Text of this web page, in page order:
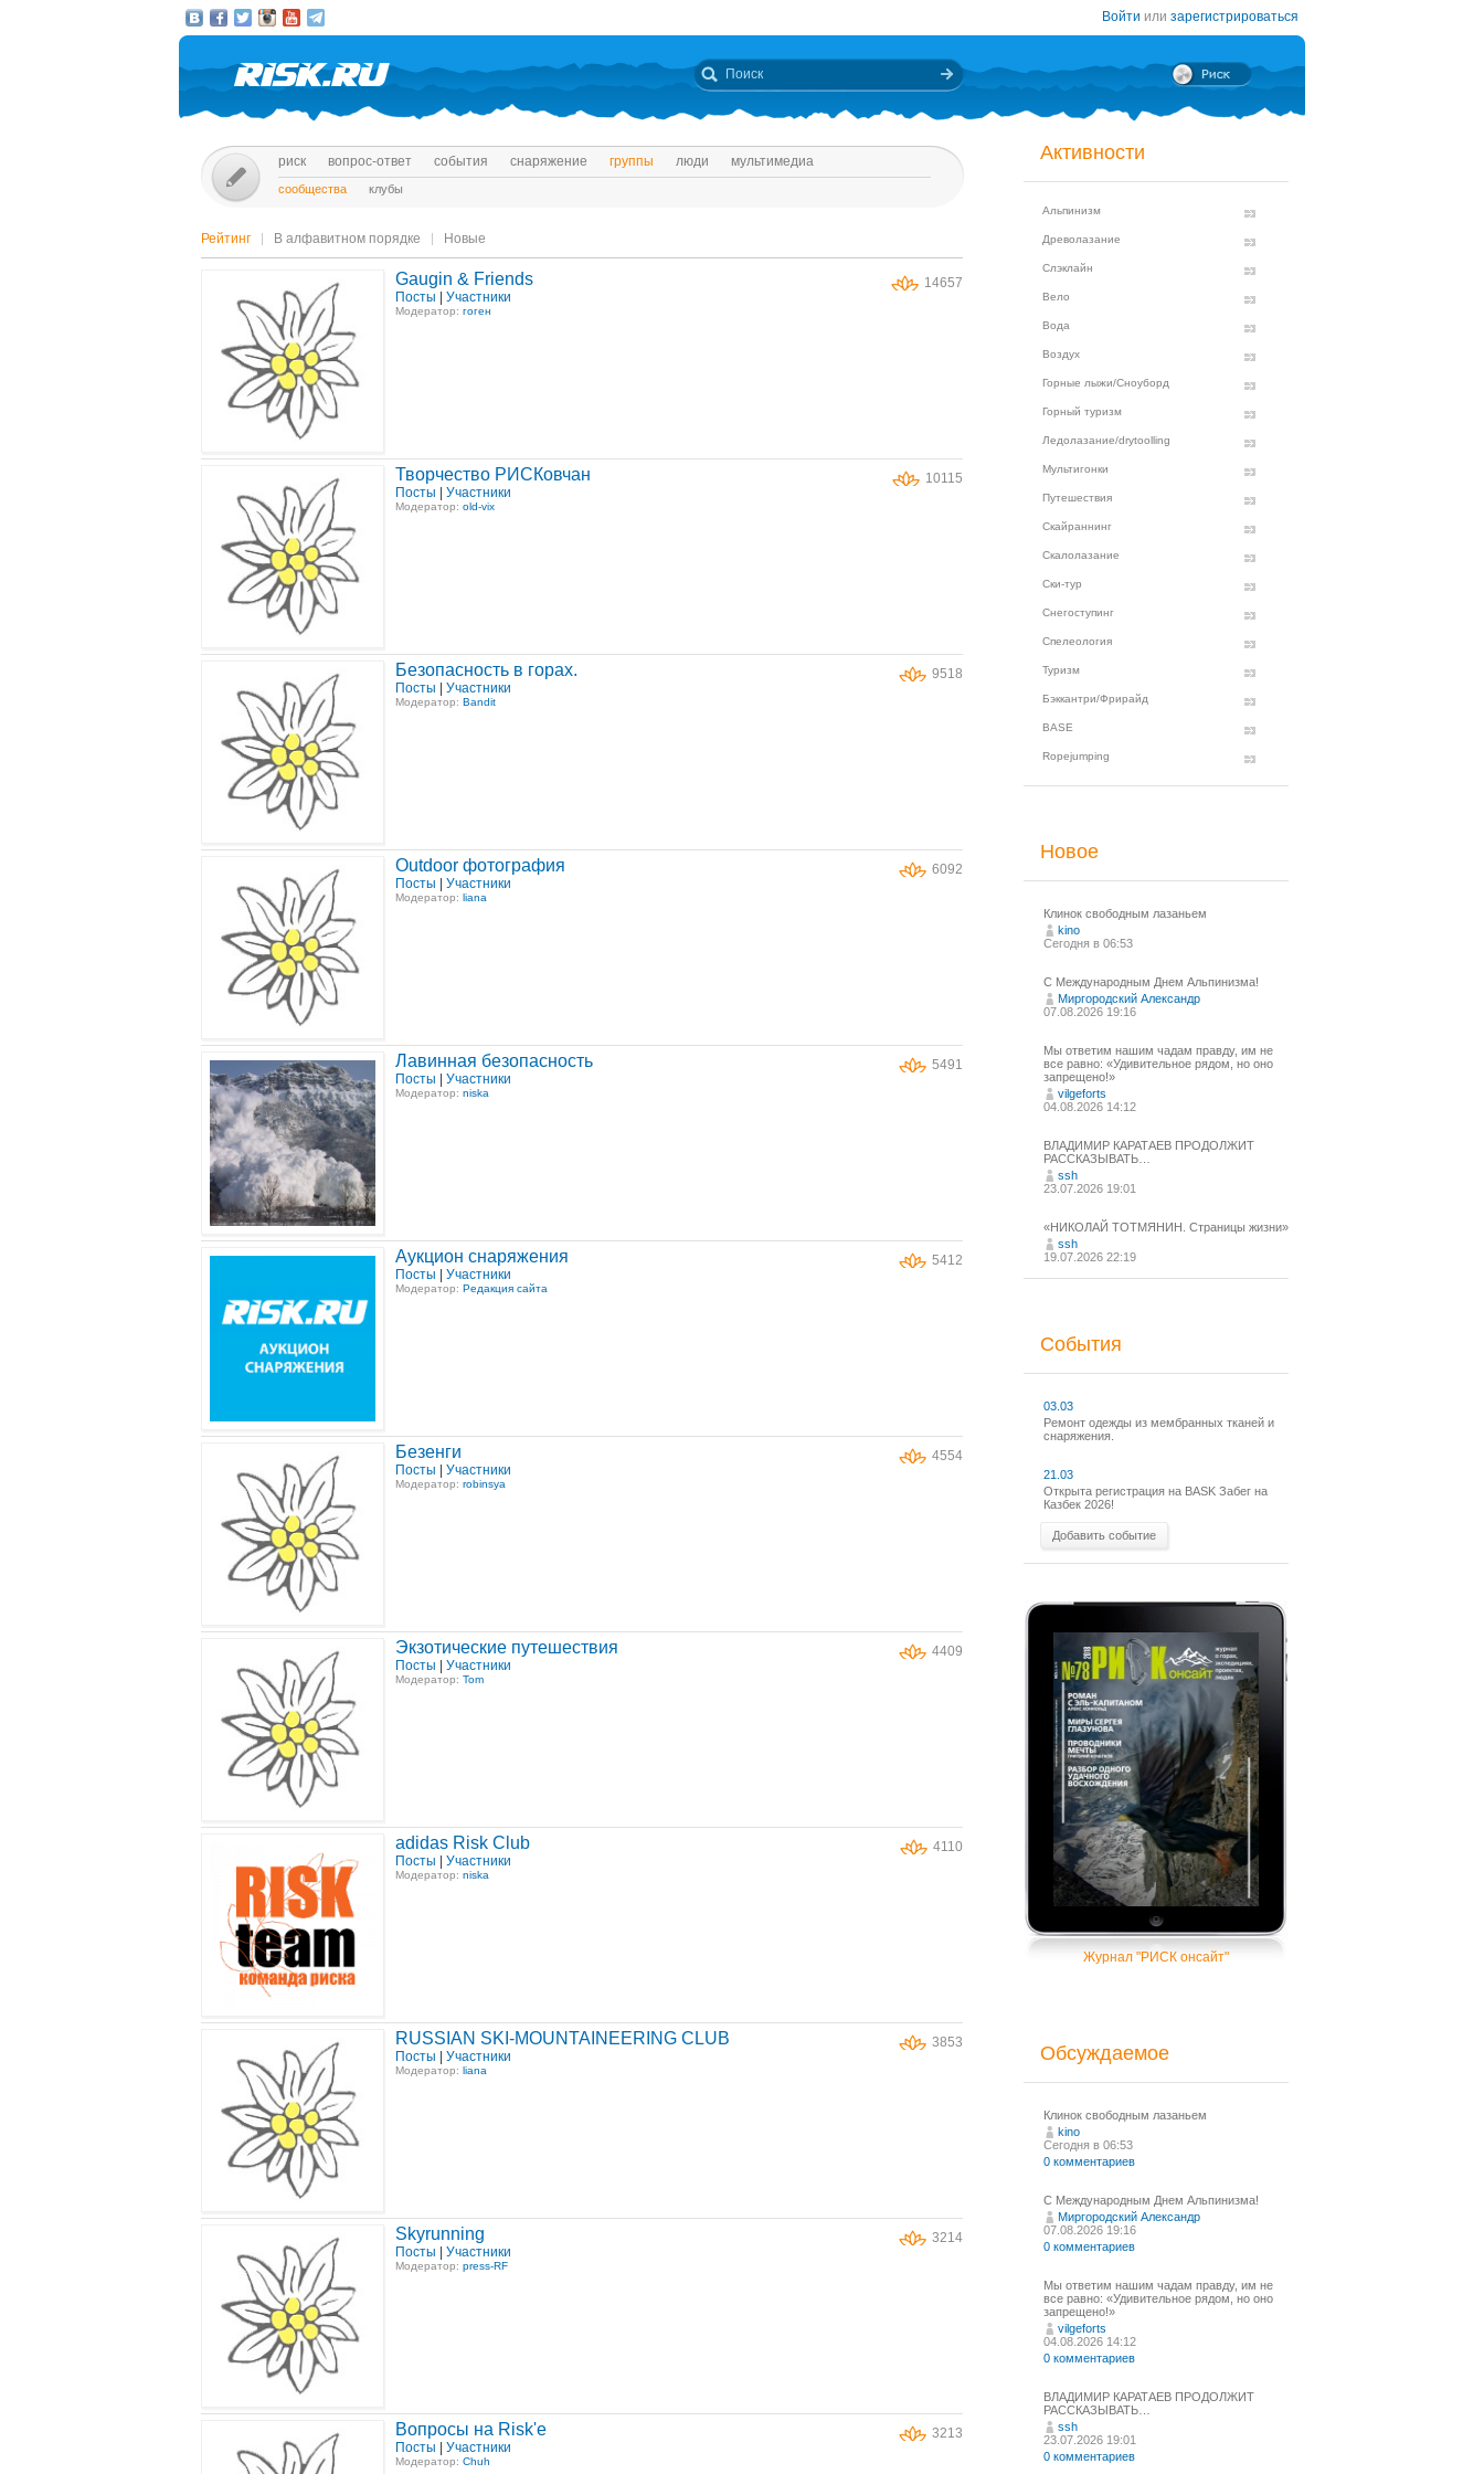
Войти или зарегистрироваться
риск вопрос-ответ события снаряжение группы люди мультимедиа
сообщества клубы
Рейтинг В алфавитном порядке Новые
14657
Gaugin & Friends
Посты Участники
Модератор: гоген
10115
Творчество РИСКовчан
Посты Участники
Модератор: old-vix
9518
Безопасность в горах.
Посты Участники
Модератор: Bandit
6092
Outdoor фотография
Посты Участники
Модератор: liana
5491
Лавинная безопасность
Посты Участники
Модератор: niska
5412
Аукцион снаряжения
Посты Участники
Модератор: Редакция сайта
4554
Безенги
Посты Участники
Модератор: robinsya
4409
Экзотические путешествия
Посты Участники
Модератор: Tom
4110
adidas Risk Club
Посты Участники
Модератор: niska
3853
RUSSIAN SKI-MOUNTAINEERING CLUB
Посты Участники
Модератор: liana
3214
Skyrunning
Посты Участники
Модератор: press-RF
3213
Вопросы на Risk'е
Посты Участники
Модератор: Chuh
Активности
Альпинизм
Древолазание
Слэклайн
Вело
Вода
Воздух
Горные лыжи/Сноуборд
Горный туризм
Ледолазание/drytoolling
Мультигонки
Путешествия
Скайраннинг
Скалолазание
Ски-тур
Снегоступинг
Спелеология
Туризм
Бэккантри/Фрирайд
BASE
Ropejumping
Новое
Клинок свободным лазаньем
kino
Сегодня в 06:53
С Международным Днем Альпинизма!⁠
Миргородский Александр
07.08.2026 19:16
Мы ответим нашим чадам правду, им не
все равно: «Удивительное рядом, но оно
запрещено!»
vilgeforts
04.08.2026 14:12
ВЛАДИМИР КАРАТАЕВ ПРОДОЛЖИТ
РАССКАЗЫВАТЬ…
ssh
23.07.2026 19:01
«НИКОЛАЙ ТОТМЯНИН. Страницы жизни»
ssh
19.07.2026 22:19
События
03.03
Ремонт одежды из мембранных тканей и
снаряжения.
21.03
Открыта регистрация на BASK Забег на
Казбек 2026!
Добавить событие
Журнал "РИСК онсайт"
Обсуждаемое
Клинок свободным лазаньем
kino
Сегодня в 06:53
0 комментариев
С Международным Днем Альпинизма!⁠
Миргородский Александр
07.08.2026 19:16
0 комментариев
Мы ответим нашим чадам правду, им не
все равно: «Удивительное рядом, но оно
запрещено!»
vilgeforts
04.08.2026 14:12
0 комментариев
ВЛАДИМИР КАРАТАЕВ ПРОДОЛЖИТ
РАССКАЗЫВАТЬ…
ssh
23.07.2026 19:01
0 комментариев